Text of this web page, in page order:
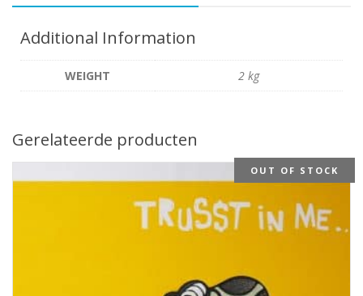
Additional Information
WEIGHT 2 kg
Gerelateerde producten
OUT OF STOCK